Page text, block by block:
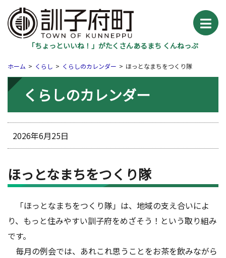
「ちょっといいね！」がたくさんあるまち くんねっぷ
ホーム くらし くらしのカレンダー ほっとなまちをつくり隊
くらしのカレンダー
2026年6月25日
ほっとなまちをつくり隊
「ほっとなまちをつくり隊」は、地域の支え合いによ
り、もっと住みやすい訓子府をめざそう！という取り組み
です。
毎月の例会では、あれこれ思うことをお茶を飲みながら